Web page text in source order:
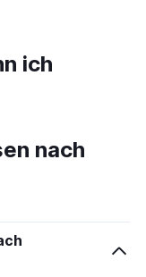
ich
nach